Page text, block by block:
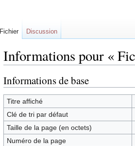
Informations pour «
Informations de base
Titre affiché
Clé de tri par défaut
Taille de la page (en octets)
Numéro de la page
Fichier Discussion